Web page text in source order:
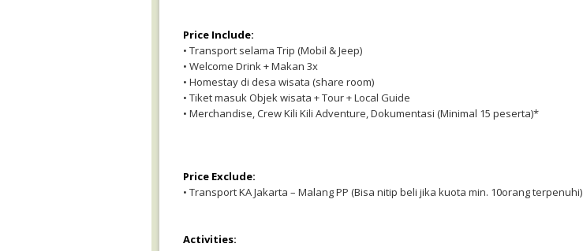
Price Include:
• Transport selama Trip (Mobil & Jeep)
• Welcome Drink + Makan 3x
• Homestay di desa wisata (share room)
• Tiket masuk Objek wisata + Tour + Local Guide
• Merchandise, Crew Kili Kili Adventure, Dokumentasi (Minimal 15 peserta)*
Price Exclude:
• Transport KA Jakarta – Malang PP (Bisa nitip beli jika kuota min. 10orang terpenuhi)
Activities: